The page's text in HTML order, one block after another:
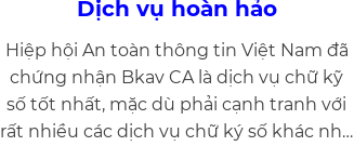
Dịch vụ hoàn hảo
Hiệp hội An toàn thông tin Việt Nam đã
chứng nhận Bkav CA là dịch vụ chữ kỹ
số tốt nhất, mặc dù phải cạnh tranh với
rất nhiều các dịch vụ chữ ký số khác như